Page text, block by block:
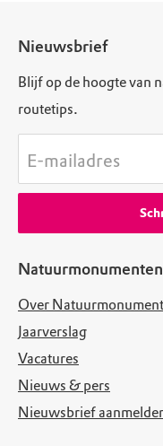
Natuurmonumenten
Over
Jaarverslag
Vacatures
Nieuws & pers
Nieuwsbrief
Nieuwsbrief
Blijf op de hoogte van
routetips.
E-mailadres